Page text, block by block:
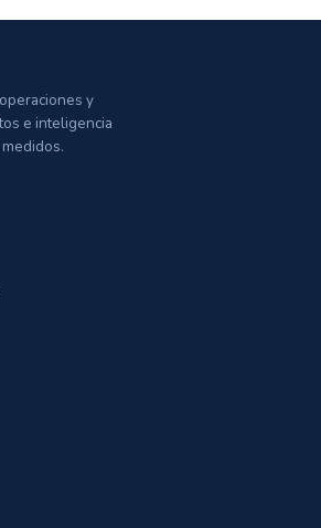
y
e inteligencia